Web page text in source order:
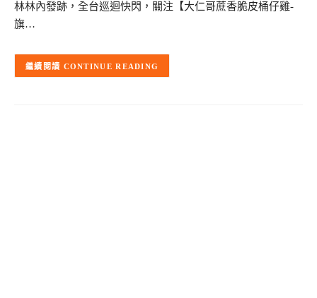
林林內發跡，全台巡迴快閃，關注【大仁哥蔗香脆皮桶仔雞-
旗…
CONTINUE READING